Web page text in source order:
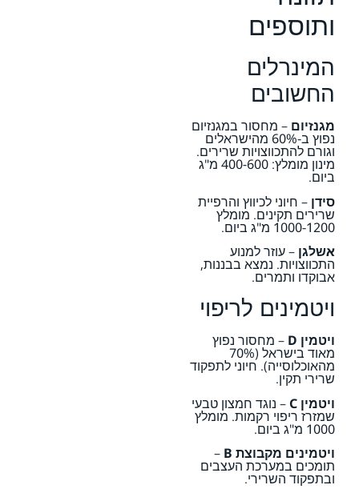
ותוספים
המינרלים
החשובים
מגנזיום – מחסור במגנזיום
נפוץ ב-60% מהישראלים
וגורם להתכווצויות שרירים.
מינון מומלץ: 400-600 מ"ג
ביום.
סידן – חיוני לכיווץ והרפיית
שרירים תקינים. מומלץ
1000-1200 מ"ג ביום.
אשלגן – עוזר למנוע
התכווצויות. נמצא בבננות,
אבוקדו ותמרים.
ויטמינים לריפוי
ויטמין D – מחסור נפוץ
מאוד בישראל (70%
מהאוכלוסייה). חיוני לתפקוד
שרירי תקין.
ויטמין C
– נוגד חמצון טבעי
שמזרז ריפוי רקמות. מומלץ
1000 מ"ג ביום.
ויטמינים מקבוצת B
–
תומכים במערכת העצבים
ובתפקוד השרירי.